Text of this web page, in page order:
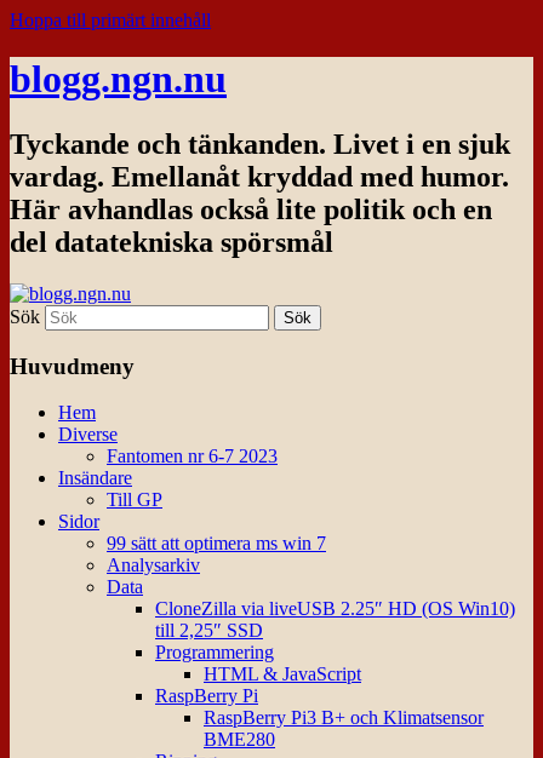
Hoppa till primärt innehåll
blogg.ngn.nu
Tyckande och tänkanden. Livet i en sjuk
vardag. Emellanåt kryddad med humor.
Här avhandlas också lite politik och en
del datatekniska spörsmål
Sök
Huvudmeny
Hem
Diverse
Fantomen nr 6-7 2023
Insändare
Till GP
Sidor
99 sätt att optimera ms win 7
Analysarkiv
Data
CloneZilla via liveUSB 2.25″ HD (OS Win10)
till 2,25″ SSD
Programmering
HTML & JavaScript
RaspBerry Pi
RaspBerry Pi3 B+ och Klimatsensor
BME280